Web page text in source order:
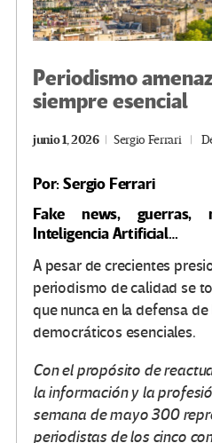
Periodismo
siempre esencial
junio 1, 2026 Sergio Ferrari
Por: Sergio Ferrari
Fake news, guerras,
Inteligencia Artificial…
A pesar de crecientes
periodismo de calidad se
que nunca en la defensa
democráticos esenciales.
Con el propósito de
la información y la
semana de mayo 300
periodistas de los cinco